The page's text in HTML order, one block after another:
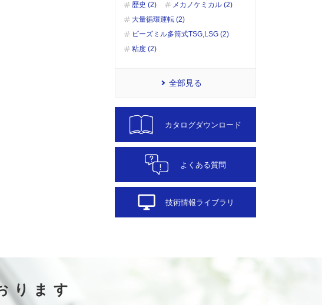
歴史 (2)
メカノケミカル (2)
大量循環運転 (2)
ビーズミル多筒式TSG,LSG (2)
粘度 (2)
全部見る
カタログダウンロード
よくある質問
desktop_windows 技術情報ライブラリ
ります